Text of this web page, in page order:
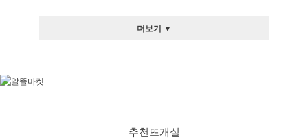
더보기 ▼
추천뜨개실